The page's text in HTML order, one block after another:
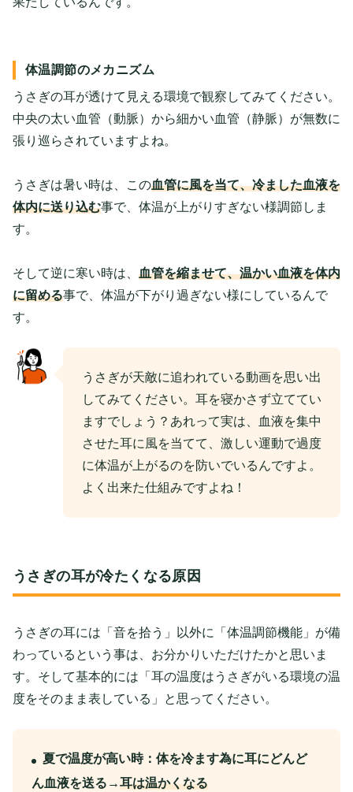
体温調節のメカニズム
うさぎの耳が透けて見える環境で観察してみてください。
中央の太い血管（動脈）から細かい血管（静脈）が無数に
張り巡らされていますよね。
うさぎは暑い時は、この血管に風を当て、冷ました血液を
体内に送り込む事で、体温が上がりすぎない様調節しま
す。
そして逆に寒い時は、 血管を縮ませて、温かい血液を体内
に留める事で、体温が下がり過ぎない様にしているんで
す。
うさぎが天敵に追われている動画を思い出
してみてください。耳を寝かさず立ててい
ますでしょう？あれって実は、血液を集中
させた耳に風を当てて、激しい運動で過度
に体温が上がるのを防いでいるんですよ。
よく出来た仕組みですよね！
うさぎの耳が冷たくなる原因
うさぎの耳には「音を拾う」以外に「体温調節機能」が備
わっているという事は、お分かりいただけたかと思いま
す。そして基本的には「耳の温度はうさぎがいる環境の温
度をそのまま表している」と思ってください。
夏で温度が高い時：体を冷ます為に耳にどんど
ん血液を送る→耳は温かくなる